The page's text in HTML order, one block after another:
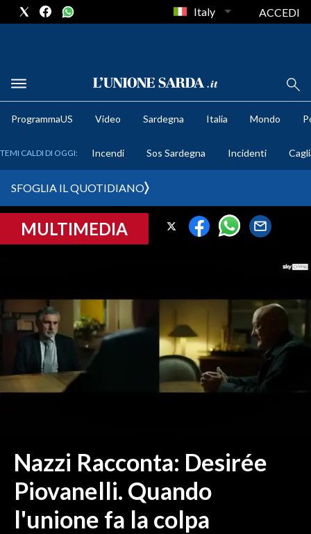
METEO
CRONACA SARDEGNA
SULCIS IGLESIENTE
MEDIO CAMPIDANO
ORISTANO E PROVINCIA
SASSARI E PROVINCIA
ITALIA
MONDO
Italy ACCEDI
ProgrammaUS Video Sardegna Italia Mondo
TEMI CALDI DI OGGI: Incendi Sos Sardegna Incidenti
SFOGLIA IL QUOTIDIANO
MULTIMEDIA
Nazzi Racconta: Desirée
Piovanelli. Quando
l'unione fa la colpa